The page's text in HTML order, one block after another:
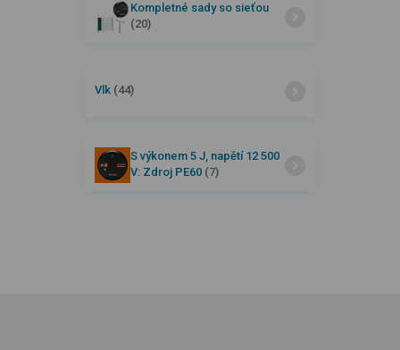
Kompletné sady so sieťou
(20)
Vlk (44)
S výkonem 5 J, napětí 12 500
V: Zdroj PE60 (7)